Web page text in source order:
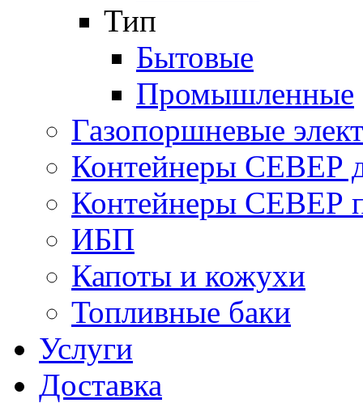
Тип
Бытовые
Промышленные
Газопоршневые
Контейнеры СЕВЕР
Контейнеры СЕВЕР
ИБП
Капоты и кожухи
Топливные баки
Услуги
Доставка